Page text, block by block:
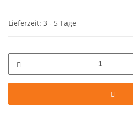
Lieferzeit: 3 - 5 Tage